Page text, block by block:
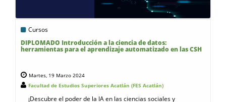
Cursos
DIPLOMADO Introducción a la ciencia de datos:
herramientas para el aprendizaje automatizado en las CSH
Martes, 19 Marzo 2024
Facultad de Estudios Superiores Acatlán (FES Acatlán)
¡Descubre el poder de la IA en las ciencias sociales y